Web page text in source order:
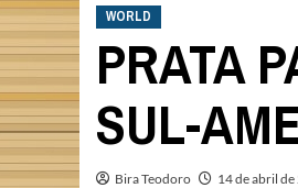
WORLD
PRATA
SUL-
Bira Teodoro 14 de abril